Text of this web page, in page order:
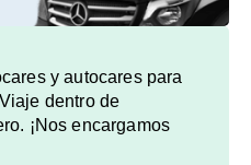
y autocares para
dentro de
¡Nos encargamos